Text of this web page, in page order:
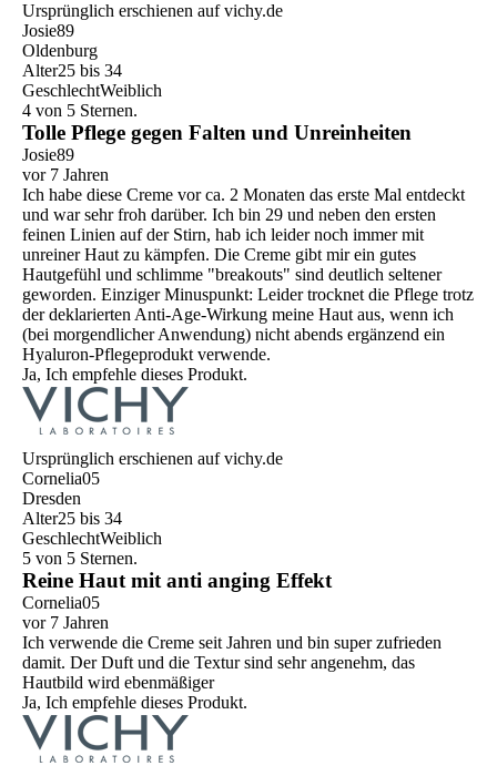
Ursprünglich erschienen auf vichy.de
Josie89
Oldenburg
Alter25 bis 34
GeschlechtWeiblich
4 von 5 Sternen.
Tolle Pflege gegen Falten und Unreinheiten
Josie89
vor 7 Jahren
Ich habe diese Creme vor ca. 2 Monaten das erste Mal entdeckt
und war sehr froh darüber. Ich bin 29 und neben den ersten
feinen Linien auf der Stirn, hab ich leider noch immer mit
unreiner Haut zu kämpfen. Die Creme gibt mir ein gutes
Hautgefühl und schlimme "breakouts" sind deutlich seltener
geworden. Einziger Minuspunkt: Leider trocknet die Pflege trotz
der deklarierten Anti-Age-Wirkung meine Haut aus, wenn ich
(bei morgendlicher Anwendung) nicht abends ergänzend ein
Hyaluron-Pflegeprodukt verwende.
Ja, Ich empfehle dieses Produkt.
Ursprünglich erschienen auf vichy.de
Cornelia05
Dresden
Alter25 bis 34
GeschlechtWeiblich
5 von 5 Sternen.
Reine Haut mit anti anging Effekt
Cornelia05
vor 7 Jahren
Ich verwende die Creme seit Jahren und bin super zufrieden
damit. Der Duft und die Textur sind sehr angenehm, das
Hautbild wird ebenmäßiger
Ja, Ich empfehle dieses Produkt.